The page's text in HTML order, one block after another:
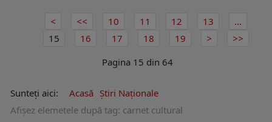
10 11 12 13
...
15
16 17 18
19
Pagina 15 din 64
Sunteți aici: Acasă Ştiri Naţionale
Afişez elemetele după tag: carnet cultural